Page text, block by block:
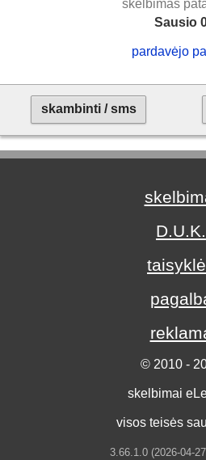
skelbimas
Sausio
pardavėjo
skambinti / sms
D.U.K.
© 2010 -
skelbimai
visos teisės
3.66.1.0 (2026-04-